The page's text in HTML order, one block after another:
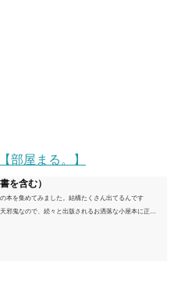
部屋まる。】
を含む）
本を集めてみました。結構たくさん出てるんです
邪鬼なので、続々と出版されるお洒落な小屋本に正直